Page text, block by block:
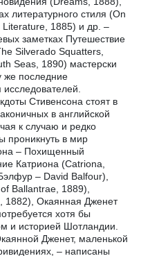
литературного стиля (On
Literature, 1885) и др. –
заметках Путешествие
Silverado Squatters,
Seas, 1890) мастерски
же последние
Стивенсона стоят в
в английской
к случаю и редко
проникнуть в мир
– Похищенный
Катриона (Catriona,
– David Balfour),
Ballantrae, 1889),
1882), Окаянная Дженет
хотя бы
и историей Шотландии.
Дженет, маленькой
– написаны